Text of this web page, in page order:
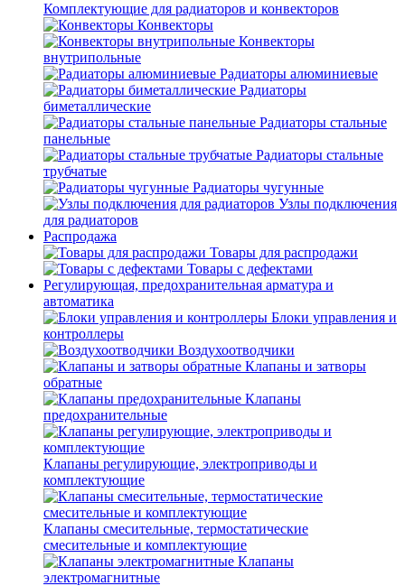
Комплектующие для радиаторов и конвекторов
Конвекторы
Конвекторы
внутрипольные
Радиаторы алюминиевые
Радиаторы
биметаллические
Радиаторы стальные
панельные
Радиаторы стальные
трубчатые
Радиаторы чугунные
Узлы подключения
для радиаторов
Распродажа
Товары для распродажи
Товары с дефектами
Регулирующая, предохранительная арматура и
автоматика
Блоки управления и
контроллеры
Воздухоотводчики
Клапаны и затворы
обратные
Клапаны
предохранительные
Клапаны регулирующие, электроприводы и
комплектующие
Клапаны смесительные, термостатические
смесительные и комплектующие
Клапаны
электромагнитные